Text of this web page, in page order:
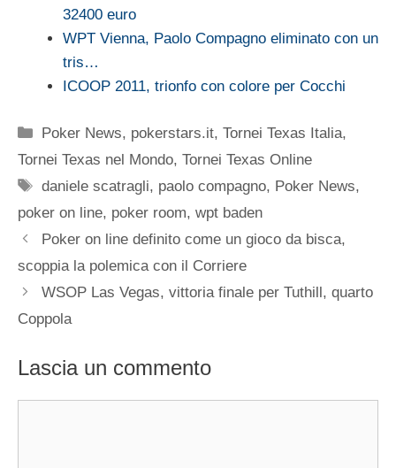
32400 euro
WPT Vienna, Paolo Compagno eliminato con un
tris…
ICOOP 2011, trionfo con colore per Cocchi
Categorie
Poker News, pokerstars.it,Tornei Texas Italia,
Tornei Texas nel Mondo, Tornei Texas Online
Tag
daniele scatragli, paolo compagno, Poker News,
poker on line, poker room, wpt baden
Poker on line definito come un gioco da bisca,
scoppia la polemica con il Corriere
WSOP Las Vegas, vittoria finale per Tuthill, quarto
Coppola
Lascia un commento